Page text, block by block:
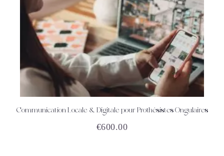
ACHETEZ DÉTAILS
Communication Locale & Digitale pour Prothésistes Ongulaires
€600.00